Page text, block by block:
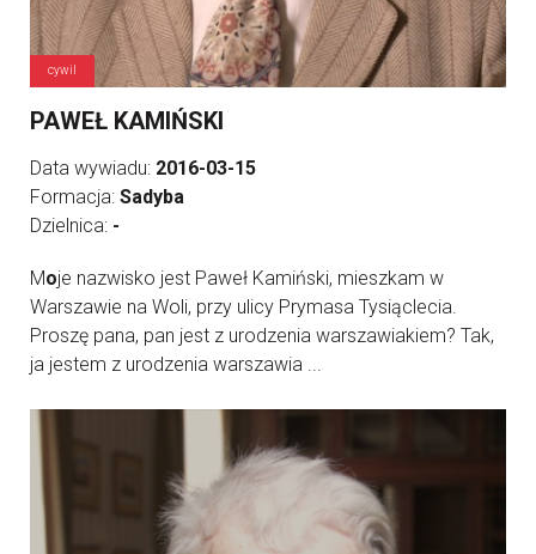
cywil
PAWEŁ KAMIŃSKI
Data wywiadu: 2016-03-15
Formacja: Sadyba
Dzielnica: -
Moje nazwisko jest Paweł Kamiński, mieszkam w
Warszawie na Woli, przy ulicy Prymasa Tysiąclecia.
Proszę pana, pan jest z urodzenia warszawiakiem? Tak,
ja jestem z urodzenia warszawia ...